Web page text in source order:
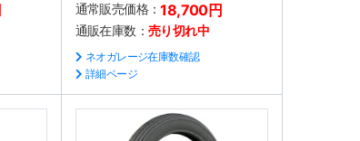
通常販売価格：18,700円
通販在庫数： 売り切れ中
ネオガレージ在庫数確認
詳細ページ